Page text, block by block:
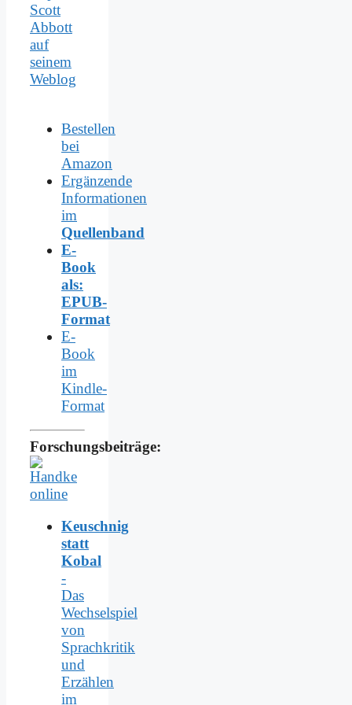
Scott
Abbott
auf
seinem
Weblog
Bestellen
bei
Amazon
Ergänzende
Informationen
im
Quellenband
E-
Book
als:
EPUB-
Format
E-
Book
im
Kindle-
Format
Forschungsbeiträge:
Keuschnig
statt
Kobal
-
Das
Wechselspiel
von
Sprachkritik
und
Erzählen
im